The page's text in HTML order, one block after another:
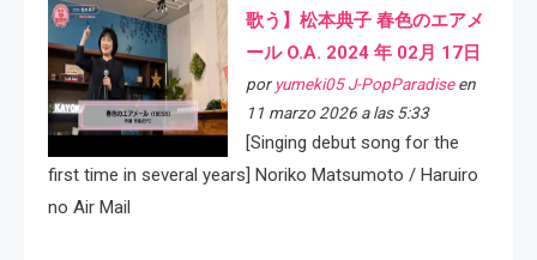
歌う】松本典子 春色のエアメ
ール O.A. 2024 年 02月 17日
por yumeki05 J-PopParadiseen
11 marzo 2026 a las 5:33
[Singing debut song for the
first time in several years] Noriko Matsumoto / Haruiro
no Air Mail